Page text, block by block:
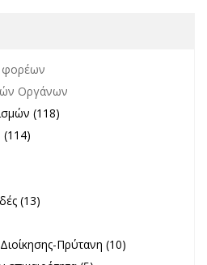
άλλων φορέων filter
φορέων
Οργάνων filter
Οργάνων
filter
(118)
filter
(114)
filter
(13)
Διοίκησης-Πρύτανη filter
Πρύτανη (10)